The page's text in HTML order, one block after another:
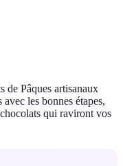
de Pâques artisanaux
les bonnes étapes,
qui raviront vos